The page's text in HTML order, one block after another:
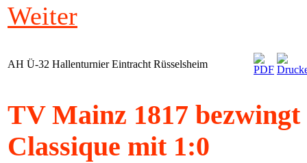
Weiter
AH Ü-32 Hallenturnier Eintracht Rüsselsheim
TV Mainz 1817
Classique mit 1:0